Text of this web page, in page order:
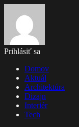
Prihlásiť sa
Domov
Aktuál
Architektúra
Dizajn
Interiér
Tech